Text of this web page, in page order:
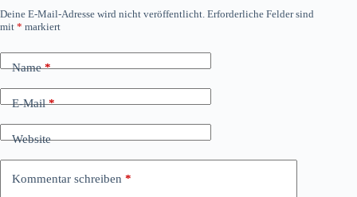
Deine E-Mail-Adresse wird nicht veröffentlicht. Erforderliche Felder sind
mit * markiert
Name*
E-Mail*
Website
Kommentar schreiben *